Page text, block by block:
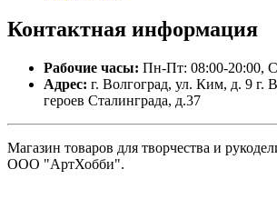
Контактная информация
Рабочие часы: Пн-Пт: 08:00-20:00,
Адрес: г. Волгоград, ул. Ким, д. 9 г.
героев Сталинграда, д.37
Магазин товаров для творчества и
ООО "АртХобби".